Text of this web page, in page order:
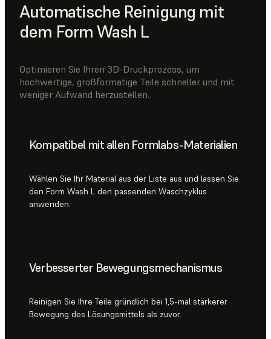
Automatische Reinigung mit
dem Form Wash L
Optimieren Sie Ihren 3D-Druckprozess, um
hochwertige, großformatige Teile schneller und mit
weniger Aufwand herzustellen.
Kompatibel mit allen Formlabs-Materialien
Wählen Sie Ihr Material aus der Liste aus und lassen Sie
den Form Wash L den passenden Waschzyklus
anwenden.
Verbesserter Bewegungsmechanismus
Reinigen Sie Ihre Teile gründlich bei 1,5-mal stärkerer
Bewegung des Lösungsmittels als zuvor.